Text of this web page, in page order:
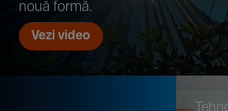
nouă formă.
Vezi video